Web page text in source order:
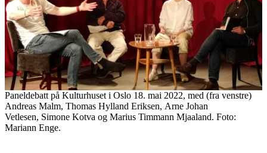
Paneldebatt på Kulturhuset i Oslo 18. mai 2022, med (fra venstre)
Andreas Malm, Thomas Hylland Eriksen, Arne Johan
Vetlesen, Simone Kotva og Marius Timmann Mjaaland. Foto:
Mariann Enge.